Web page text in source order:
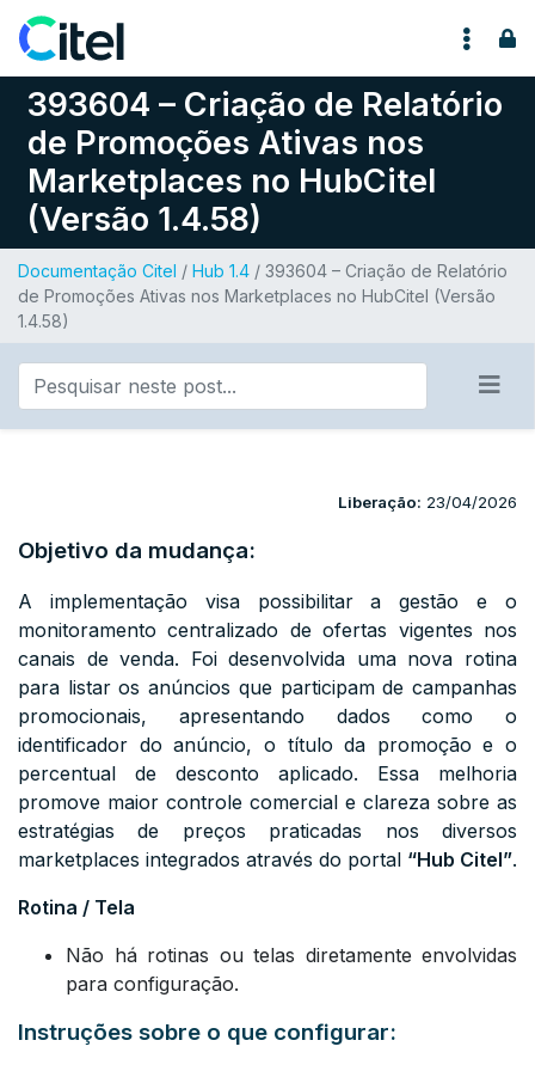
Pular para o conteúdo
393604 – Criação de Relatório
de Promoções Ativas nos
Marketplaces no HubCitel
(Versão 1.4.58)
Documentação Citel / Hub 1.4 / 393604 – Criação de Relatório
de Promoções Ativas nos Marketplaces no HubCitel (Versão
1.4.58)
Liberação: 23/04/2026
Objetivo da mudança:
A implementação visa possibilitar a gestão e o
monitoramento centralizado de ofertas vigentes nos
canais de venda. Foi desenvolvida uma nova rotina
para listar os anúncios que participam de campanhas
promocionais, apresentando dados como o
identificador do anúncio, o título da promoção e o
percentual de desconto aplicado. Essa melhoria
promove maior controle comercial e clareza sobre as
estratégias de preços praticadas nos diversos
marketplaces integrados através do portal “Hub Citel”.
Rotina / Tela
Não há rotinas ou telas diretamente envolvidas
para configuração.
Instruções sobre o que configurar: